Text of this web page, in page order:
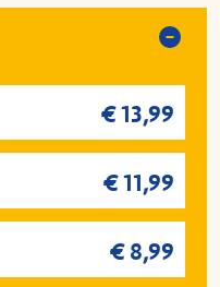
€ 13,99
€ 11,99
€ 8,99